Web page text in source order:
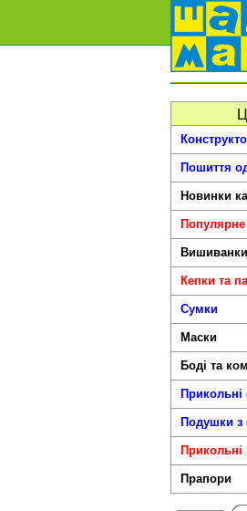
Пошиття
Новинки
Популярне
Вишиванки
Кепки та
Сумки
Маски
Боді та
Подушки з
Прапори